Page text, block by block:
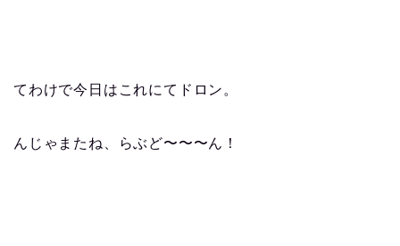
てわけで今日はこれにてドロン。
んじゃまたね、らぶど〜〜〜ん！